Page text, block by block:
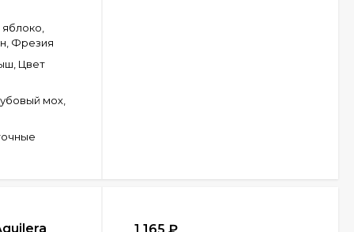
Фрезия
Цвет
мох,
1 165 ₽